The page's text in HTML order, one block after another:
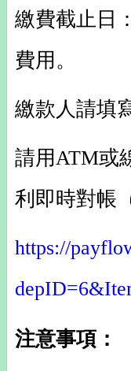
繳費截止日
費用。
繳款人請填
請用ATM或
利即時對帳
https://
注意事項：